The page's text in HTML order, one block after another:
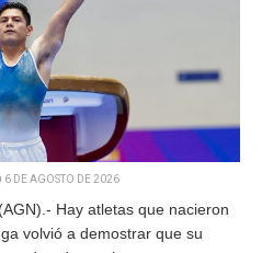
6 DE AGOSTO DE 2026
Hay atletas que nacieron
volvió a demostrar que su